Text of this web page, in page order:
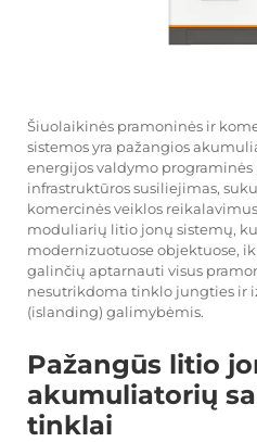
Šiuolaikinės pramoninės ir
sistemos yra pažangios
energijos valdymo
infrastruktūros susiliejimas,
komercinės veiklos
moduliarių litio jonų sistemų,
modernizuotuose objektuose,
galinčių aptarnauti visus
nesutrikdoma tinklo jungties ir
(islanding) galimybėmis.
Pažangūs litio
akumuliatorių
tinklai